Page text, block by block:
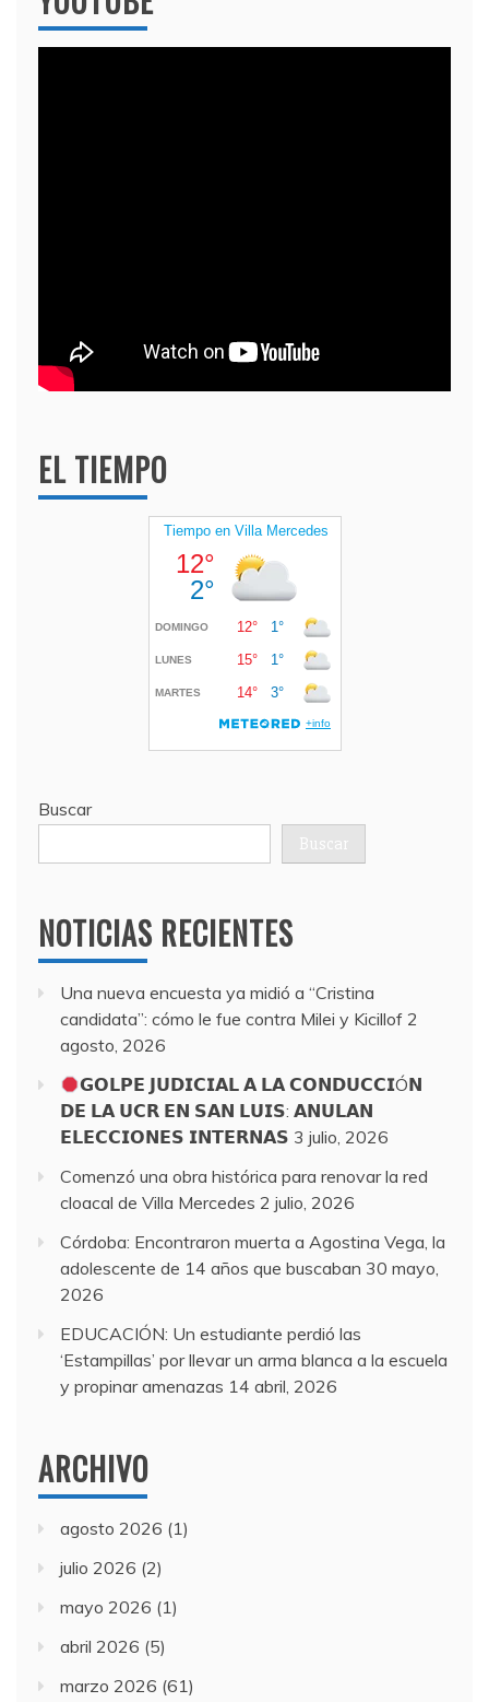
EL TIEMPO
Buscar
Buscar
NOTICIAS RECIENTES
Una nueva encuesta ya midió a “Cristina
candidata”: cómo le fue contra Milei y Kicillof 2
agosto, 2026
𝗚𝗢𝗟𝗣𝗘 𝗝𝗨𝗗𝗜𝗖𝗜𝗔𝗟 𝗔 𝗟𝗔 𝗖𝗢𝗡𝗗𝗨𝗖𝗖𝗜Ó𝗡
𝗗𝗘 𝗟𝗔 𝗨𝗖𝗥 𝗘𝗡 𝗦𝗔𝗡 𝗟𝗨𝗜𝗦: 𝗔𝗡𝗨𝗟𝗔𝗡
𝗘𝗟𝗘𝗖𝗖𝗜𝗢𝗡𝗘𝗦 𝗜𝗡𝗧𝗘𝗥𝗡𝗔𝗦 3 julio, 2026
Comenzó una obra histórica para renovar la red
cloacal de Villa Mercedes 2 julio, 2026
Córdoba: Encontraron muerta a Agostina Vega, la
adolescente de 14 años que buscaban 30 mayo,
2026
EDUCACIÓN: Un estudiante perdió las
‘Estampillas’ por llevar un arma blanca a la escuela
y propinar amenazas 14 abril, 2026
ARCHIVO
agosto 2026 (1)
julio 2026 (2)
mayo 2026 (1)
abril 2026 (5)
marzo 2026 (61)